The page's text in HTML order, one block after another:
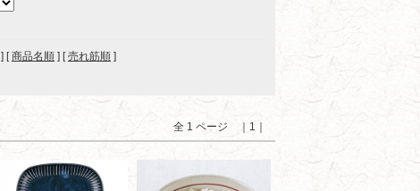
] [商品名順 ] [売れ筋順 ]
全 1 ページ ｜1｜